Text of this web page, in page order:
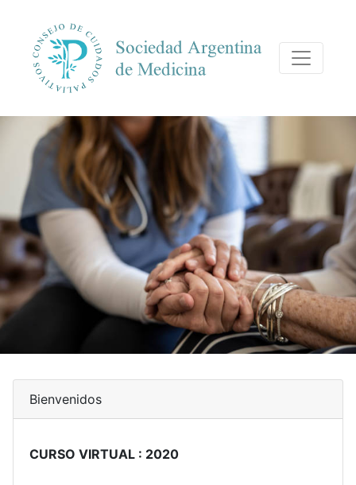
Bienvenidos
CURSO VIRTUAL : 2020